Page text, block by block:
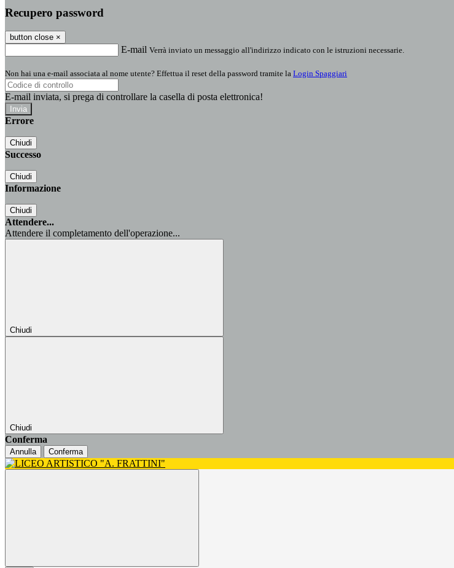
Recupero password
button close ×
E-mail Verrà inviato un messaggio all'indirizzo indicato con le istruzioni necessarie.
Non hai una e-mail associata al nome utente? Effettua il reset della password tramite la Login Spaggiari
E-mail inviata, si prega di controllare la casella di posta elettronica!
Errore
Chiudi
Successo
Chiudi
Informazione
Chiudi
Attendere...
Attendere il completamento dell'operazione...
Chiudi
Chiudi
Conferma
Annulla Conferma